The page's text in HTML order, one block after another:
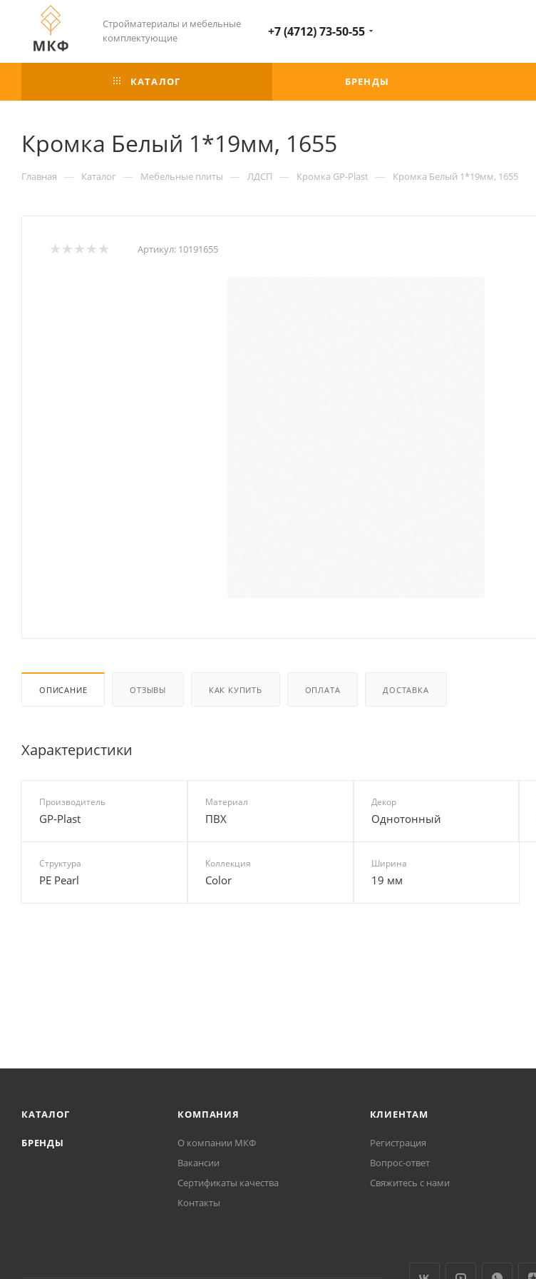
Стройматериалы и мебельные
комплектующие
+7 (4712) 73-50-55
КАТАЛОГ БРЕНДЫ
Кромка Белый 1*19мм, 1655
Главная — Каталог — Мебельные плиты — ЛДСП — Кромка GP-Plast — Кромка Белый 1*19мм, 1655
Артикул: 10191655
ОПИСАНИЕ ОТЗЫВЫ КАК КУПИТЬ ОПЛАТА ДОСТАВКА
Характеристики
Производитель
GP-Plast
Материал
ПВХ
Декор
Однотонный
Структура
PE Pearl
Коллекция
Color
Ширина
19 мм
КАТАЛОГ
БРЕНДЫ
КОМПАНИЯ
О компании МКФ
Вакансии
Сертификаты качества
Контакты
КЛИЕНТАМ
Регистрация
Вопрос-ответ
Свяжитесь с нами